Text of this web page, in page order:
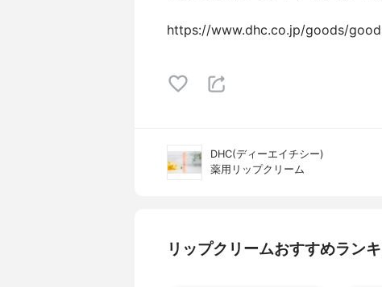
https://www.dhc.co.jp/goods/
DHC(ディーエイチシー)
薬用リップクリーム
リップクリームおすすめラン